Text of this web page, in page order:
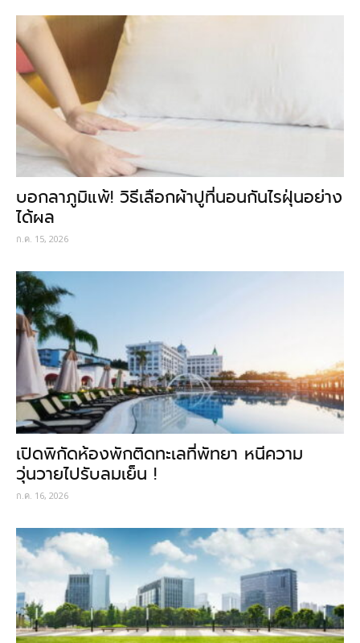
บอกลาภูมิแพ้! วิธีเลือกผ้าปูที่นอนกันไรฝุ่นอย่าง
ได้ผล
ก.ค. 15, 2026
เปิดพิกัดห้องพักติดทะเลที่พัทยา หนีความ
วุ่นวายไปรับลมเย็น !
ก.ค. 16, 2026